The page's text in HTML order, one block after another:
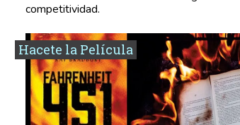
competitividad.
Hacete la Película